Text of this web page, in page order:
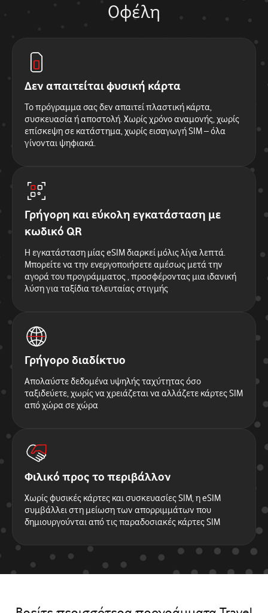
Οφέλη
Δεν απαιτείται φυσική κάρτα
Το πρόγραμμα σας δεν απαιτεί πλαστική κάρτα,
συσκευασία ή αποστολή. Χωρίς χρόνο αναμονής, χωρίς
επίσκεψη σε κατάστημα, χωρίς εισαγωγή SIM – όλα
γίνονται ψηφιακά.
Γρήγορη και εύκολη εγκατάσταση με
κωδικό QR
Η εγκατάσταση μίας eSIM διαρκεί μόλις λίγα λεπτά.
Μπορείτε να την ενεργοποιήσετε αμέσως μετά την
αγορά του προγράμματος , προσφέροντας μια ιδανική
λύση για ταξίδια τελευταίας στιγμής
Γρήγορο διαδίκτυο
Απολαύστε δεδομένα υψηλής ταχύτητας όσο
ταξιδεύετε, χωρίς να χρειάζεται να αλλάζετε κάρτες SIM
από χώρα σε χώρα
Φιλικό προς το περιβάλλον
Χωρίς φυσικές κάρτες και συσκευασίες SIM, η eSIM
συμβάλλει στη μείωση των απορριμμάτων που
δημιουργούνται από τις παραδοσιακές κάρτες SIM